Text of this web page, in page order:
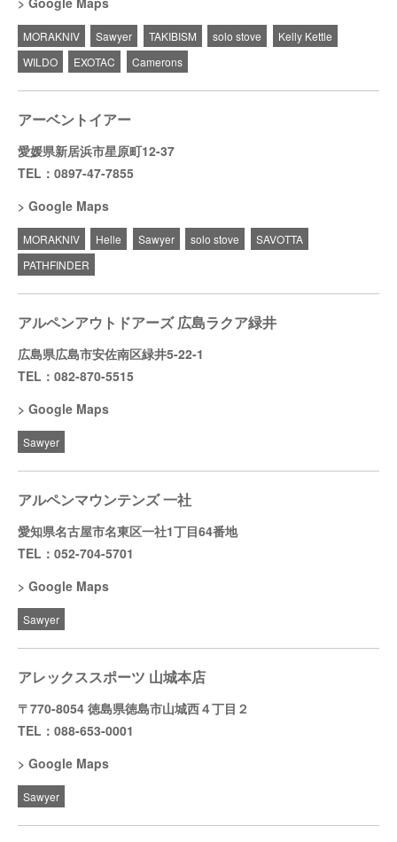
MORAKNIV Sawyer TAKIBISM solo stove
Kelly Kettle
WILDO
EXOTAC Camerons
アーベントイアー
愛媛県新居浜市星原町12-37
TEL：0897-47-7855
Google Maps
MORAKNIV Helle Sawyer solo stove
SAVOTTA
PATHFINDER
アルペンアウトドアーズ 広島ラクア緑井
広島県広島市安佐南区緑井5-22-1
TEL：082-870-5515
Google Maps
Sawyer
アルペンマウンテンズ 一社
愛知県名古屋市名東区一社1丁目64番地
TEL：052-704-5701
Google Maps
Sawyer
アレックススポーツ 山城本店
〒770-8054 徳島県徳島市山城西４丁目２
TEL：088-653-0001
Google Maps
Sawyer